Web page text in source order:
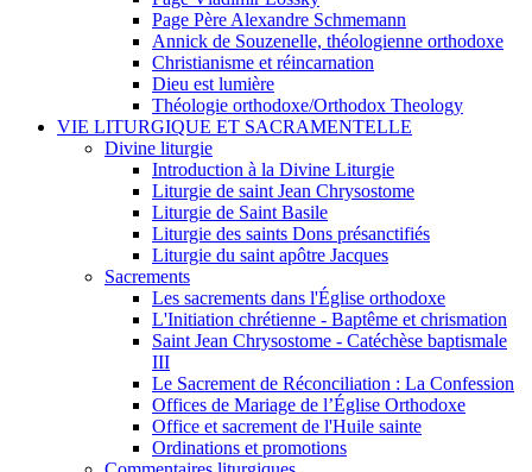
Page Père Alexandre Schmemann
Annick de Souzenelle, théologienne orthodoxe
Christianisme et réincarnation
Dieu est lumière
Théologie orthodoxe/Orthodox Theology
VIE LITURGIQUE ET SACRAMENTELLE
Divine liturgie
Introduction à la Divine Liturgie
Liturgie de saint Jean Chrysostome
Liturgie de Saint Basile
Liturgie des saints Dons présanctifiés
Liturgie du saint apôtre Jacques
Sacrements
Les sacrements dans l'Église orthodoxe
L'Initiation chrétienne - Baptême et chrismation
Saint Jean Chrysostome - Catéchèse baptismale
III
Le Sacrement de Réconciliation : La Confession
Offices de Mariage de l’Église Orthodoxe
Office et sacrement de l'Huile sainte
Ordinations et promotions